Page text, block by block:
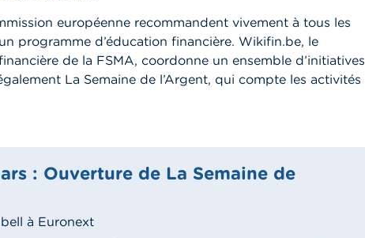
européenne recommandent vivement à tous les
programme d’éducation financière. Wikifin.be, le
de la FSMA, coordonne un ensemble d’initiatives
La Semaine de l’Argent, qui compte les activités
: Ouverture de La Semaine de
à Euronext